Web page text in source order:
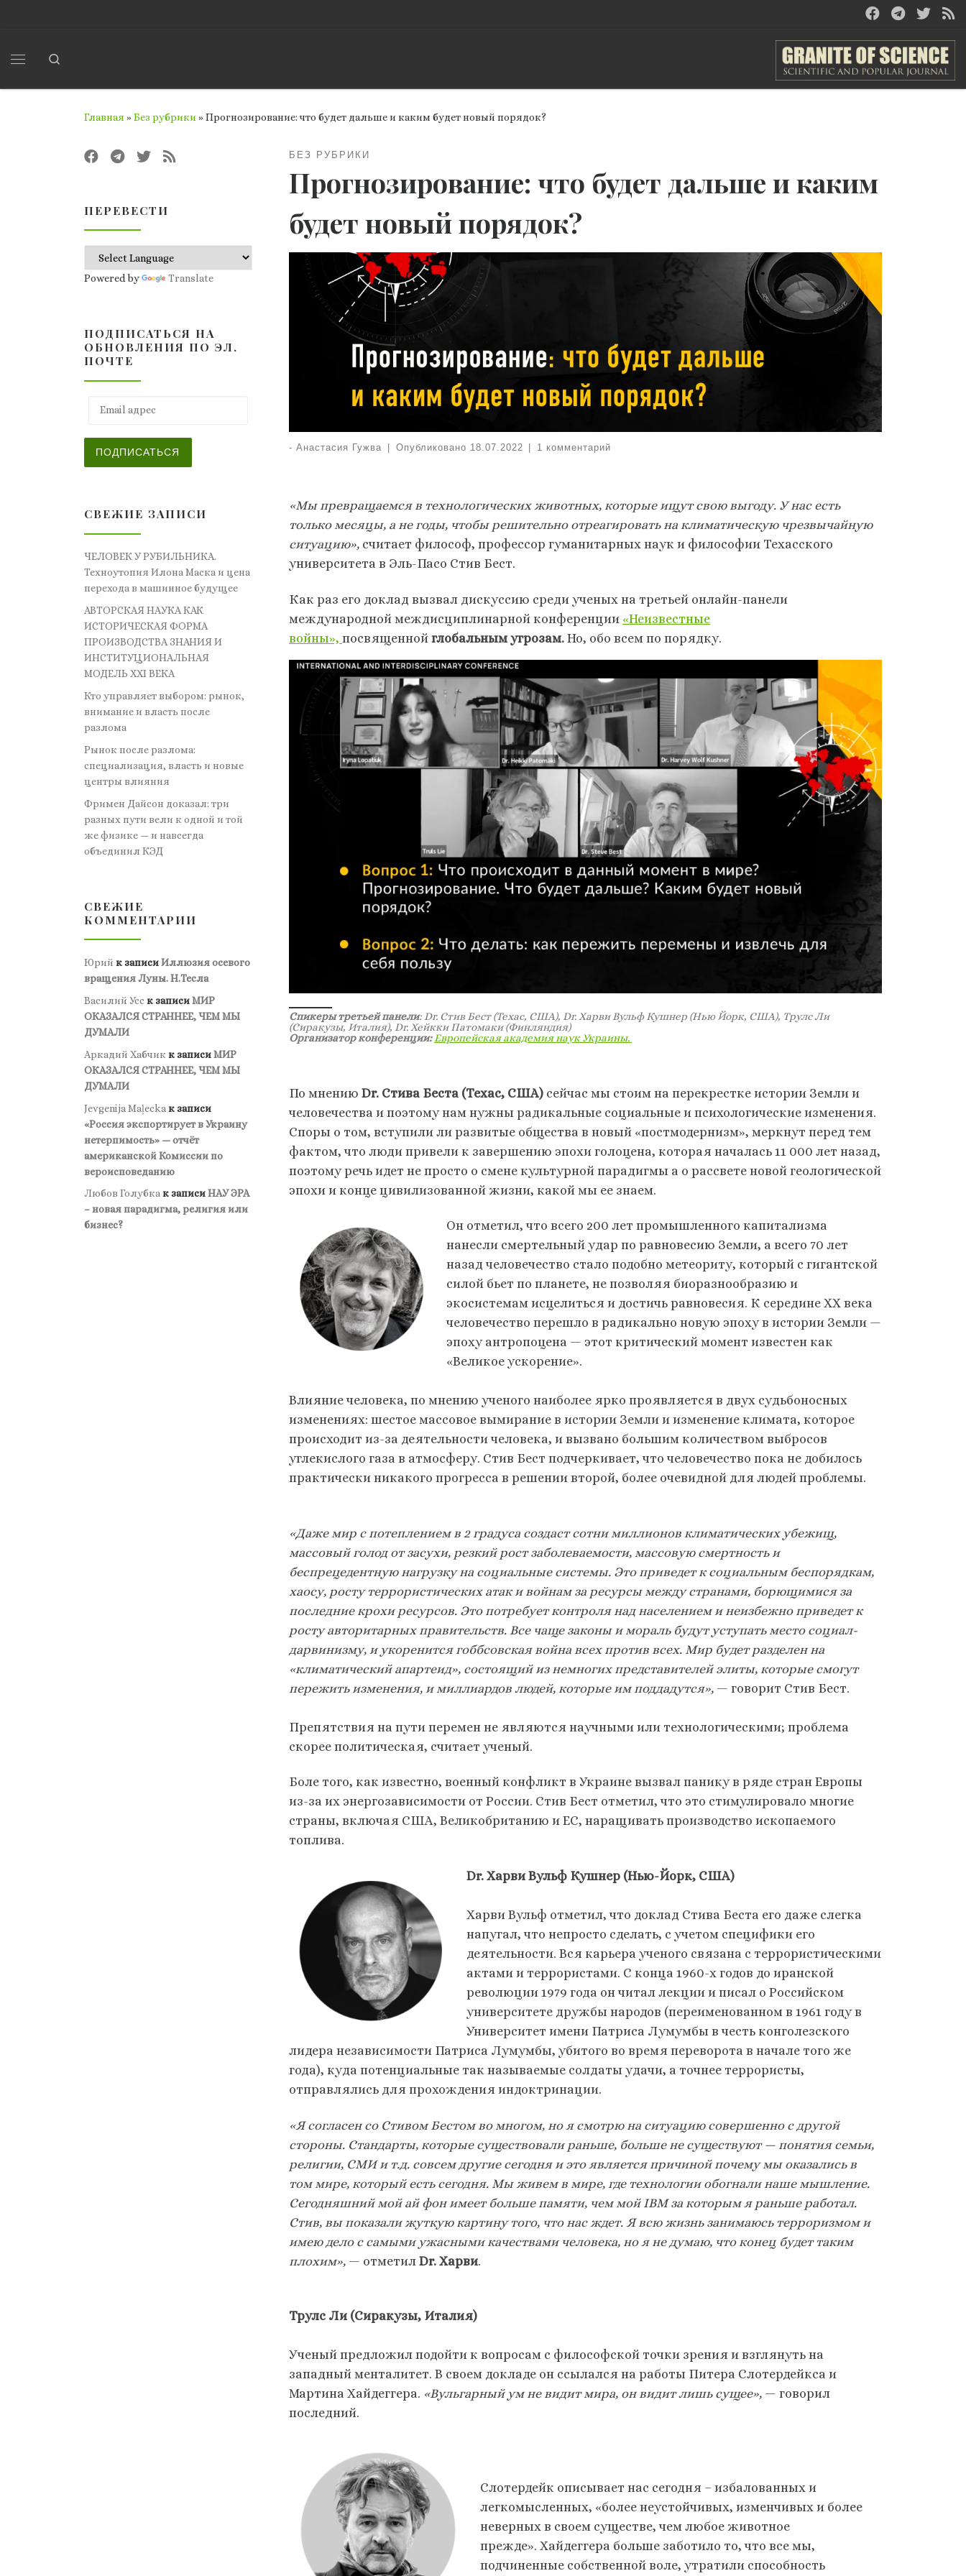
Главная »Без рубрики »Прогнозирование: что будет дальше и каким будет новый порядок?
БЕЗ РУБРИКИ
Прогнозирование: что будет дальше и каким
будет новый порядок?
- Анастасия Гужва Опубликовано 18.07.2022 1 комментарий
«Мы превращаемся в технологических животных, которые ищут свою выгоду. У нас есть
только месяцы, а не годы, чтобы решительно отреагировать на климатическую чрезвычайную
ситуацию», считает философ, профессор гуманитарных наук и философии Техасского
университета в Эль-Пасо Стив Бест.
Как раз его доклад вызвал дискуссию среди ученых на третьей онлайн-панели
международной междисциплинарной конференции «Неизвестные
войны», посвященной глобальным угрозам. Но, обо всем по порядку.
Спикеры третьей панели: Dr. Стив Бест (Техас, США), Dr. Харви Вульф Кушнер (Нью Йорк, США), Трулс Ли
(Сиракузы, Италия), Dr. Хейкки Патомаки (Финляндия)
Организатор конференции: Европейская академия наук Украины.
По мнению Dr. Стива Беста (Техас, США) сейчас мы стоим на перекрестке истории Земли и
человечества и поэтому нам нужны радикальные социальные и психологические изменения.
Споры о том, вступили ли развитые общества в новый «постмодернизм», меркнут перед тем
фактом, что люди привели к завершению эпохи голоцена, которая началась 11 000 лет назад,
поэтому речь идет не просто о смене культурной парадигмы а о рассвете новой геологической
эпохи и конце цивилизованной жизни, какой мы ее знаем.
Он отметил, что всего 200 лет промышленного капитализма
нанесли смертельный удар по равновесию Земли, а всего 70 лет
назад человечество стало подобно метеориту, который с гигантской
силой бьет по планете, не позволяя биоразнообразию и
экосистемам исцелиться и достичь равновесия. К середине XX века
человечество перешло в радикально новую эпоху в истории Земли —
эпоху антропоцена — этот критический момент известен как
«Великое ускорение».
Влияние человека, по мнению ученого наиболее ярко проявляется в двух судьбоносных
изменениях: шестое массовое вымирание в истории Земли и изменение климата, которое
происходит из-за деятельности человека, и вызвано большим количеством выбросов
углекислого газа в атмосферу. Стив Бест подчеркивает, что человечество пока не добилось
практически никакого прогресса в решении второй, более очевидной для людей проблемы.
«Даже мир с потеплением в 2 градуса создаст сотни миллионов климатических убежищ,
массовый голод от засухи, резкий рост заболеваемости, массовую смертность и
беспрецедентную нагрузку на социальные системы. Это приведет к социальным беспорядкам,
хаосу, росту террористических атак и войнам за ресурсы между странами, борющимися за
последние крохи ресурсов. Это потребует контроля над населением и неизбежно приведет к
росту авторитарных правительств. Все чаще законы и мораль будут уступать место социал-
дарвинизму, и укоренится гоббсовская война всех против всех. Мир будет разделен на
«климатический апартеид», состоящий из немногих представителей элиты, которые смогут
пережить изменения, и миллиардов людей, которые им поддадутся», — говорит Стив Бест.
Препятствия на пути перемен не являются научными или технологическими; проблема
скорее политическая, считает ученый.
Боле того, как известно, военный конфликт в Украине вызвал панику в ряде стран Европы
из-за их энергозависимости от России. Стив Бест отметил, что это стимулировало многие
страны, включая США, Великобританию и ЕС, наращивать производство ископаемого
топлива.
Dr. Харви Вульф Кушнер (Нью-Йорк, США)
Харви Вульф отметил, что доклад Стива Беста его даже слегка
напугал, что непросто сделать, с учетом специфики его
деятельности. Вся карьера ученого связана с террористическими
актами и террористами. С конца 1960-х годов до иранской
революции 1979 года он читал лекции и писал о Российском
университете дружбы народов (переименованном в 1961 году в
Университет имени Патриса Лумумбы в честь конголезского
лидера независимости Патриса Лумумбы, убитого во время переворота в начале того же
года), куда потенциальные так называемые солдаты удачи, а точнее террористы,
отправлялись для прохождения индоктринации.
«Я согласен со Стивом Бестом во многом, но я смотрю на ситуацию совершенно с другой
стороны. Стандарты, которые существовали раньше, больше не существуют — понятия семьи,
религии, СМИ и т.д. совсем другие сегодня и это является причиной почему мы оказались в
том мире, который есть сегодня. Мы живем в мире, где технологии обогнали наше мышление.
Сегодняшний мой ай фон имеет больше памяти, чем мой IBM за которым я раньше работал.
Стив, вы показали жуткую картину того, что нас ждет. Я всю жизнь занимаюсь терроризмом и
имею дело с самыми ужасными качествами человека, но я не думаю, что конец будет таким
плохим», — отметил Dr. Харви.
Трулс Ли (Сиракузы, Италия)
Ученый предложил подойти к вопросам с философской точки зрения и взглянуть на
западный менталитет. В своем докладе он ссылался на работы Питера Слотердейкса и
Мартина Хайдеггера. «Вульгарный ум не видит мира, он видит лишь сущее», — говорил
последний.
Слотердейк описывает нас сегодня – избалованных и
легкомысленных, «более неустойчивых, изменчивых и более
неверных в своем существе, чем любое животное
прежде». Хайдеггера больше заботило то, что все мы,
подчиненные собственной воле, утратили способность
ПЕРЕВЕСТИ
Powered by Translate
ПОДПИСАТЬСЯ НА
ОБНОВЛЕНИЯ ПО ЭЛ.
ПОЧТЕ
ПОДПИСАТЬСЯ
СВЕЖИЕ ЗАПИСИ
ЧЕЛОВЕК У РУБИЛЬНИКА.
Техноутопия Илона Маска и цена
перехода в машинное будущее
АВТОРСКАЯ НАУКА КАК
ИСТОРИЧЕСКАЯ ФОРМА
ПРОИЗВОДСТВА ЗНАНИЯ И
ИНСТИТУЦИОНАЛЬНАЯ
МОДЕЛЬ XXI ВЕКА
Кто управляет выбором: рынок,
внимание и власть после
разлома
Рынок после разлома:
специализация, власть и новые
центры влияния
Фримен Дайсон доказал: три
разных пути вели к одной и той
же физике — и навсегда
объединил КЭД
СВЕЖИЕ
КОММЕНТАРИИ
Юрий к записиИллюзия осевого
вращения Луны. Н.Тесла
Василий Усс к записиМИР
ОКАЗАЛСЯ СТРАННЕЕ, ЧЕМ МЫ
ДУМАЛИ
Аркадий Хабчик к записиМИР
ОКАЗАЛСЯ СТРАННЕЕ, ЧЕМ МЫ
ДУМАЛИ
Jevgenija Maļecka к записи
«Россия экспортирует в Украину
нетерпимость» — отчёт
американской Комиссии по
вероисповеданию
Любов Голубкак записиНАУ ЭРА
– новая парадигма, религия или
бизнес?